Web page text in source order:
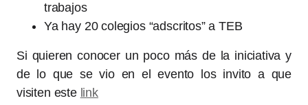
trabajos
Ya hay 20 colegios “adscritos” a TEB
Si quieren conocer un poco más de la iniciativa y
de lo que se vio en el evento los invito a que
visiten este link